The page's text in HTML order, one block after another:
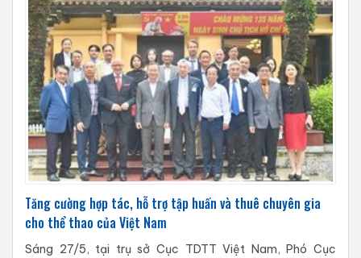
Tăng cường hợp tác, hỗ trợ tập huấn và thuê chuyên gia
cho thể thao của Việt Nam
Sáng 27/5, tại trụ sở Cục TDTT Việt Nam, Phó Cục